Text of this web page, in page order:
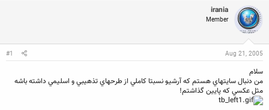
و
ع
ک
ن
ن
د
م
ض
و
ع
ر
ی
خ
ر
irania
Member
Aug 21, 2005
#1
سلام
من دنبال سايتهاي هستم كه آرشيو نسبتا كاملي از طرحهاي تذهيبي و اسليمي داشته باشه
مثل عكسي كه پايين گذاشتم!